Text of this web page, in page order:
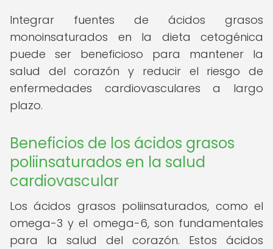
Integrar fuentes de ácidos grasos
monoinsaturados en la dieta cetogénica
puede ser beneficioso para mantener la
salud del corazón y reducir el riesgo de
enfermedades cardiovasculares a largo
plazo.
Beneficios de los ácidos grasos
poliinsaturados en la salud
cardiovascular
Los ácidos grasos poliinsaturados, como el
omega-3 y el omega-6, son fundamentales
para la salud del corazón. Estos ácidos